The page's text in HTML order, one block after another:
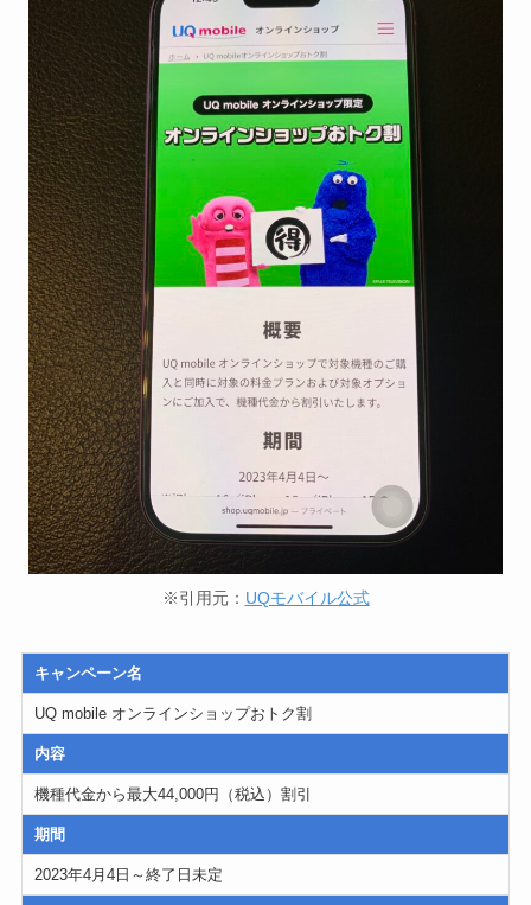
※引用元： UQモバイル公式
キャンペーン名
UQ mobile オンラインショップおトク割
内容
機種代金から最大44,000円（税込）割引
期間
2023年4月4日～終了日未定